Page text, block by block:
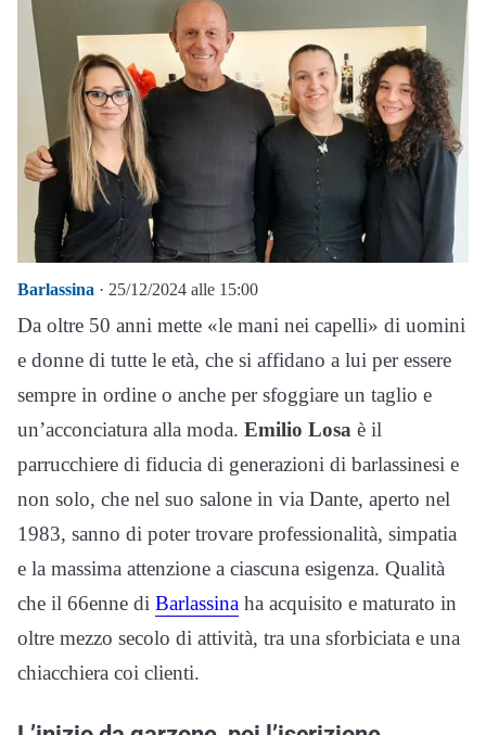
Barlassina · 25/12/2024 alle 15:00
Da oltre 50 anni mette «le mani nei capelli» di uomini
e donne di tutte le età, che si affidano a lui per essere
sempre in ordine o anche per sfoggiare un taglio e
un’acconciatura alla moda. Emilio Losa è il
parrucchiere di fiducia di generazioni di barlassinesi e
non solo, che nel suo salone in via Dante, aperto nel
1983, sanno di poter trovare professionalità, simpatia
e la massima attenzione a ciascuna esigenza. Qualità
che il 66enne di Barlassina ha acquisito e maturato in
oltre mezzo secolo di attività, tra una sforbiciata e una
chiacchiera coi clienti.